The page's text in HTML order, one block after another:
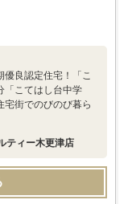
優良認定住宅！「こ
「こてはし台中学
宅街でのびのび暮ら
ティー木更津店